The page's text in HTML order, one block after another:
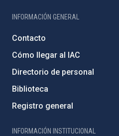
INFORMACIÓN GENERAL
Contacto
Cómo llegar al IAC
Directorio de personal
Biblioteca
Registro general
INFORMACIÓN INSTITUCIONAL